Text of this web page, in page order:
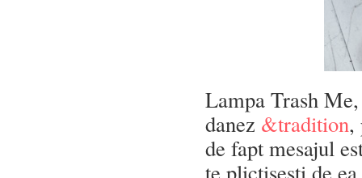
Lampa Trash
danez &tradition,
de fapt mesajul
te plictisești de